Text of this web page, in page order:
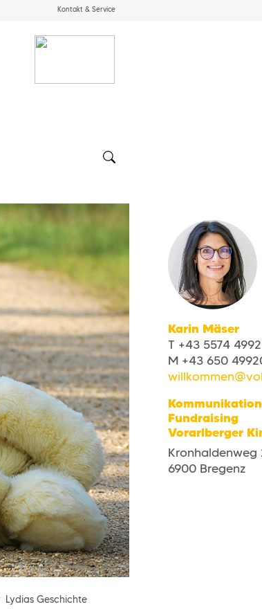
Kontakt & Service
Lydias Geschichte
Karin Mäser
T +43 5574
M +43 650
Fundraising
Vorarlberger
Kronhaldenweg
6900 Bregenz